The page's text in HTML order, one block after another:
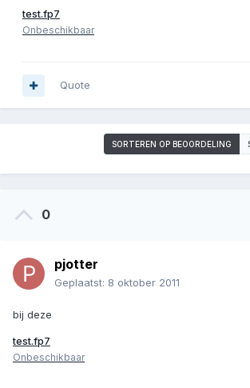
test.fp7
Onbeschikbaar
Quote
SORTEREN OP BEOORDELING
0
pjotter
Geplaatst: 8 oktober 2011
bij deze
test.fp7
Onbeschikbaar